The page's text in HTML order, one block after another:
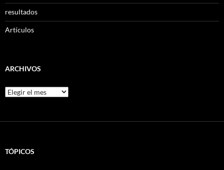
resultados
Artículos
ARCHIVOS
Archivos
TÓPICOS